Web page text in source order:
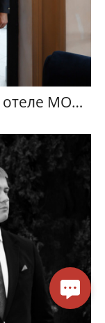
Свадебная съемка в Бутик- отеле MODUS. Анастасия и Виталий.2026